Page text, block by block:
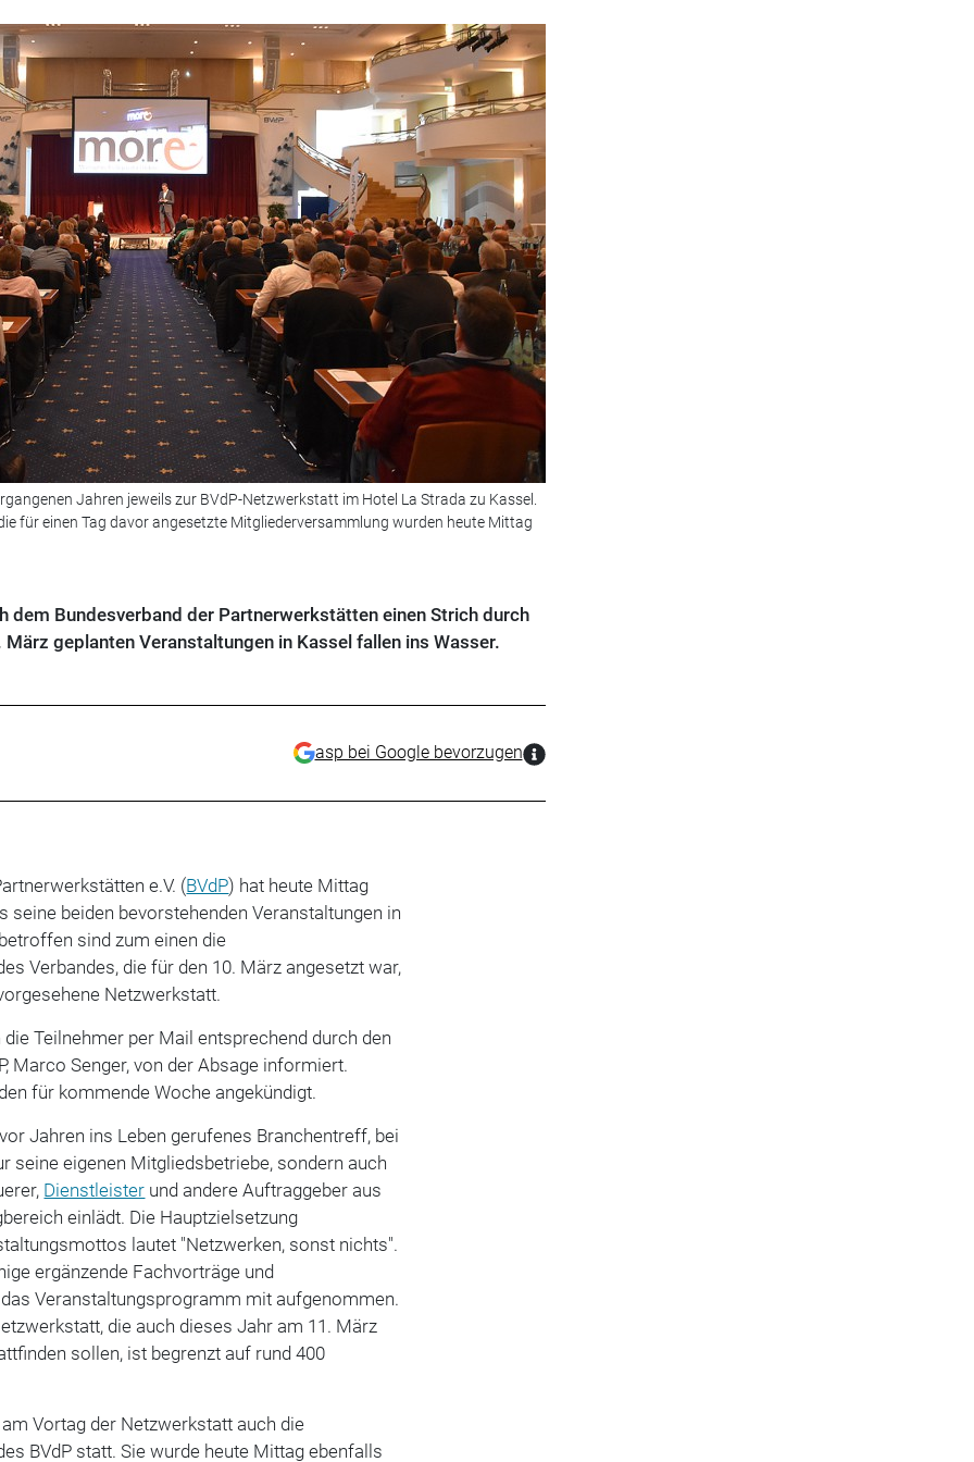
Jahren jeweils zur BVdP-Netzwerkstatt im Hotel La Strada zu Kassel.
für einen Tag davor angesetzte Mitgliederversammlung wurden heute Mittag
dem Bundesverband der Partnerwerkstätten einen Strich durch
geplanten Veranstaltungen in Kassel fallen ins Wasser.
asp bei Google bevorzugen
e.V. (BVdP) hat heute Mittag
seine beiden bevorstehenden Veranstaltungen in
sind zum einen die
Verbandes, die für den 10. März angesetzt war,
Netzwerkstatt.
Teilnehmer per Mail entsprechend durch den
Marco Senger, von der Absage informiert.
für kommende Woche angekündigt.
Jahren ins Leben gerufenes Branchentreff, bei
seine eigenen Mitgliedsbetriebe, sondern auch
Dienstleister und andere Auftraggeber aus
einlädt. Die Hauptzielsetzung
lautet "Netzwerken, sonst nichts".
ergänzende Fachvorträge und
Veranstaltungsprogramm mit aufgenommen.
die auch dieses Jahr am 11. März
sollen, ist begrenzt auf rund 400
Vortag der Netzwerkstatt auch die
BVdP statt. Sie wurde heute Mittag ebenfalls